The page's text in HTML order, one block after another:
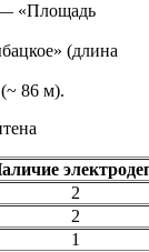
— «Площадь
(длина
86 м).
2
2
1